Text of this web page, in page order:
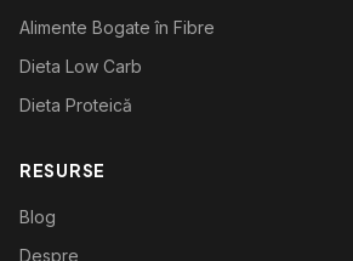
Alimente Bogate în Fibre
Dieta Low Carb
Dieta Proteică
RESURSE
Blog
Despre